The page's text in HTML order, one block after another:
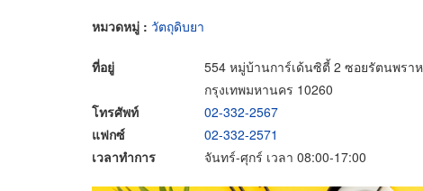
หมวดหมู่ : วัตถุดิบยา
ที่อยู่
554 หมู่บ้านการ์เด้นซิตี้ 2 ซอยรัตนพร
กรุงเทพมหานคร 10260
โทรศัพท์
02-332-2567
แฟกซ์
02-332-2571
เวลาทำการ
จันทร์-ศุกร์ เวลา 08:00-17:00